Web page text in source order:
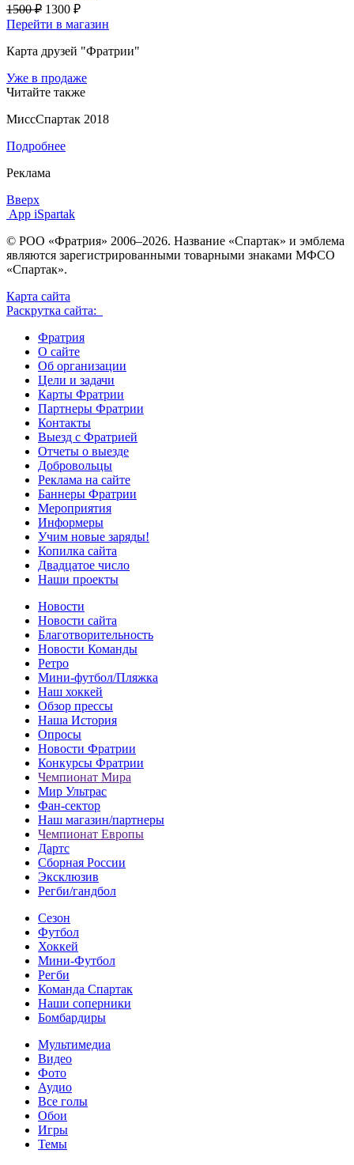
1500 ₽ 1300 ₽
Перейти в магазин
Карта друзей "Фратрии"
Уже в продаже
Читайте также
МиссСпартак 2018
Подробнее
Реклама
Вверх
App iSpartak
© РОО «Фратрия» 2006–2026. Название «Спартак» и эмблема
являются зарегистрированными товарными знаками МФСО
«Спартак».
Карта сайта
Раскрутка сайта:
Фратрия
О сайте
Об организации
Цели и задачи
Карты Фратрии
Партнеры Фратрии
Контакты
Выезд с Фратрией
Отчеты о выезде
Добровольцы
Реклама на сайте
Баннеры Фратрии
Мероприятия
Информеры
Учим новые заряды!
Копилка сайта
Двадцатое число
Наши проекты
Новости
Новости сайта
Благотворительность
Новости Команды
Ретро
Мини-футбол/Пляжка
Наш хоккей
Обзор прессы
Наша История
Опросы
Новости Фратрии
Конкурсы Фратрии
Чемпионат Мира
Мир Ультрас
Фан-cектор
Наш магазин/партнеры
Чемпионат Европы
Дартс
Сборная России
Эксклюзив
Регби/гандбол
Сезон
Футбол
Хоккей
Мини-Футбол
Регби
Команда Спартак
Наши соперники
Бомбардиры
Мультимедиа
Видео
Фото
Аудио
Все голы
Обои
Игры
Темы